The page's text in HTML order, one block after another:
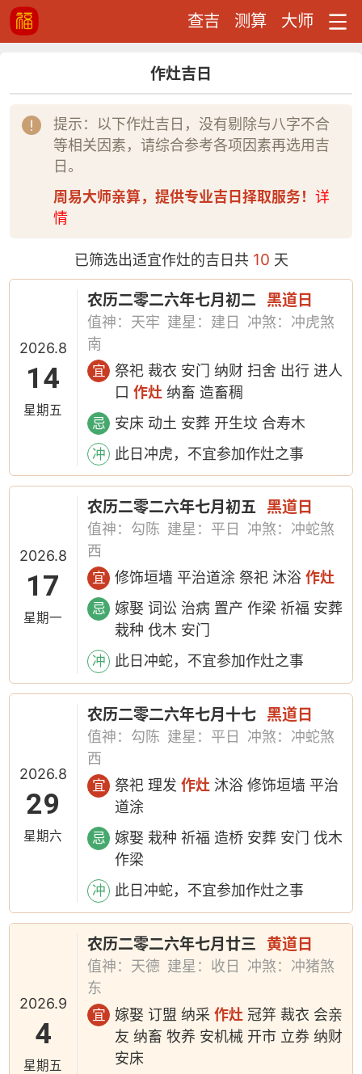
查吉 测算 大师
作灶吉日
提示：以下作灶吉日，没有剔除与八字不合
等相关因素，请综合参考各项因素再选用吉
日。
周易大师亲算，提供专业吉日择取服务！ 详
情
已筛选出适宜作灶的吉日共10 天
2026.8
14
星期五
农历二零二六年七月初二 黑道日
值神：天牢 建星：建日
冲煞：冲虎煞
南
宜
祭祀 裁衣 安门 纳财 扫舍 出行 进人
口作灶 纳畜 造畜稠
忌 安床 动土 安葬 开生坟 合寿木
冲 此日冲虎，不宜参加作灶之事
2026.8
17
星期一
农历二零二六年七月初五 黑道日
值神：勾陈 建星：平日
冲煞：冲蛇煞
西
宜 修饰垣墙 平治道涂 祭祀 沐浴作灶
忌
嫁娶 词讼 治病 置产 作梁 祈福 安葬
栽种 伐木 安门
冲 此日冲蛇，不宜参加作灶之事
2026.8
29
星期六
农历二零二六年七月十七 黑道日
值神：勾陈 建星：平日
冲煞：冲蛇煞
西
宜 祭祀 理发作灶 沐浴 修饰垣墙 平治
道涂
忌
嫁娶 栽种 祈福 造桥 安葬 安门 伐木
作梁
冲 此日冲蛇，不宜参加作灶之事
2026.9
4
星期五
农历二零二六年七月廿三 黄道日
值神：天德 建星：收日
冲煞：冲猪煞
东
宜 嫁娶 订盟 纳采作灶 冠笄 裁衣 会亲
友 纳畜 牧养 安机械 开市 立券 纳财
安床